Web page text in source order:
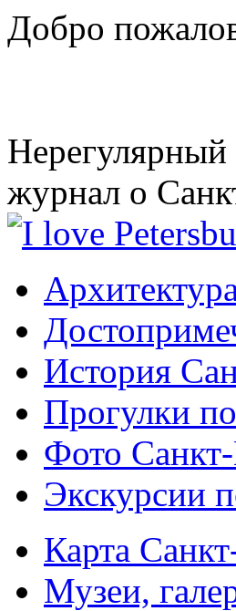
Добро
Нерегулярный
журнал о
История
Прогулки
Фото
Экскурсии
Карта
Музеи,